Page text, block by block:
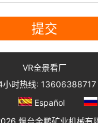
提交
VR全景看厂
小时热线: 13606388717
Español